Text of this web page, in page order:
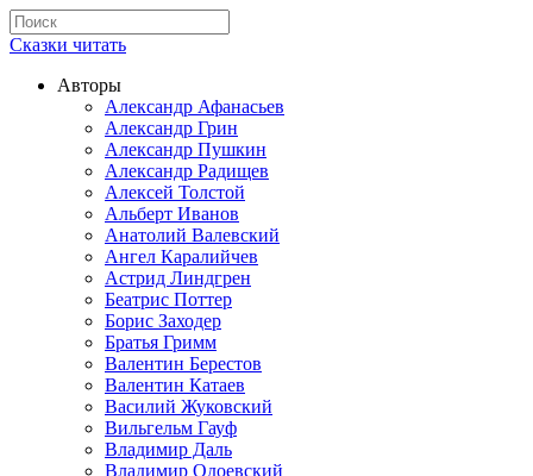
Сказки читать
Авторы
Александр Афанасьев
Александр Грин
Александр Пушкин
Александр Радищев
Алексей Толстой
Альберт Иванов
Анатолий Валевский
Ангел Каралийчев
Астрид Линдгрен
Беатрис Поттер
Борис Заходер
Братья Гримм
Валентин Берестов
Валентин Катаев
Василий Жуковский
Вильгельм Гауф
Владимир Даль
Владимир Одоевский